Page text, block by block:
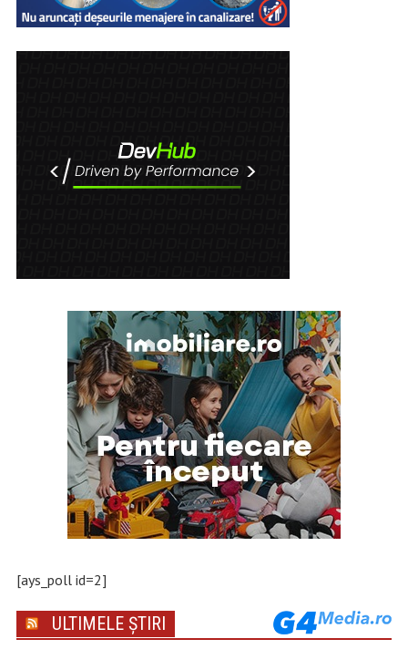
[ays_poll id=2]
ULTIMELE ȘTIRI